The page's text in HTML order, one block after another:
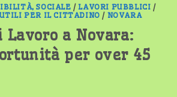
SOCIALE /LAVORI PUBBLICI /
PER IL CITTADINO / NOVARA
a Novara:
per over 45